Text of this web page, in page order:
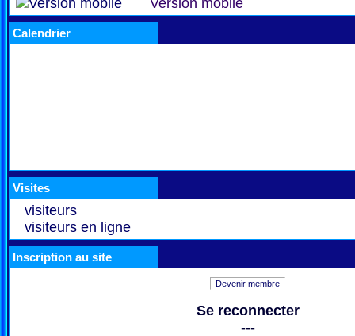
Version mobile
Calendrier
Visites
visiteurs
visiteurs en ligne
Inscription au site
Devenir membre
Se reconnecter
---